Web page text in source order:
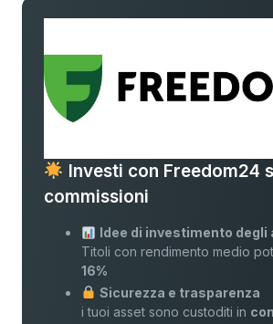
Investi con Freedom24
commissioni
Idee di investimento degli
Titoli con rendimento medio
16%
Sicurezza e trasparenza
i tuoi asset sono custoditi in